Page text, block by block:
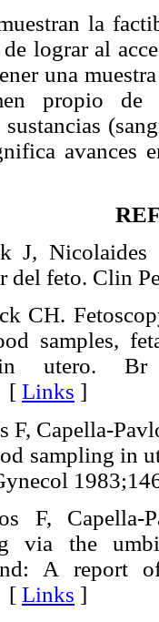
la
lograr al
una
propio
avances
J,
del feto.
CH.
samples,
utero. Br
[ Links ]
F, Capella-
sampling in
F, Capella-
via the
A report
[ Links ]